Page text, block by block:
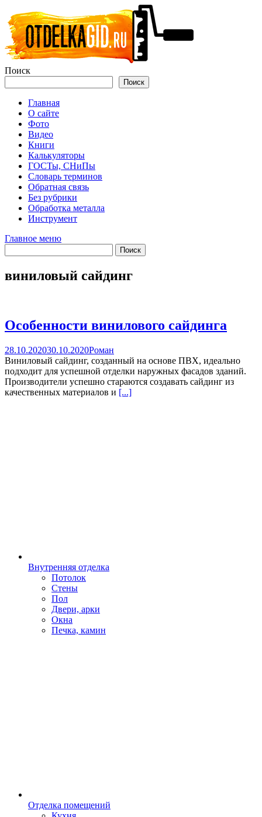
Перейти
к
содержимому
Поиск
Поиск
Главная
О сайте
Фото
Видео
Книги
Калькуляторы
ГОСТы, СНиПы
Словарь терминов
Обратная связь
Без рубрики
Обработка металла
Инструмент
Главное меню
виниловый сайдинг
Особенности винилового сайдинга
28.10.202030.10.2020Роман
Виниловый сайдинг, созданный на основе ПВХ, идеально
подходит для успешной отделки наружных фасадов зданий.
Производители успешно стараются создавать сайдинг из
качественных материалов и [...]
Внутренняя отделка
Потолок
Стены
Пол
Двери, арки
Окна
Печка, камин
Отделка помещений